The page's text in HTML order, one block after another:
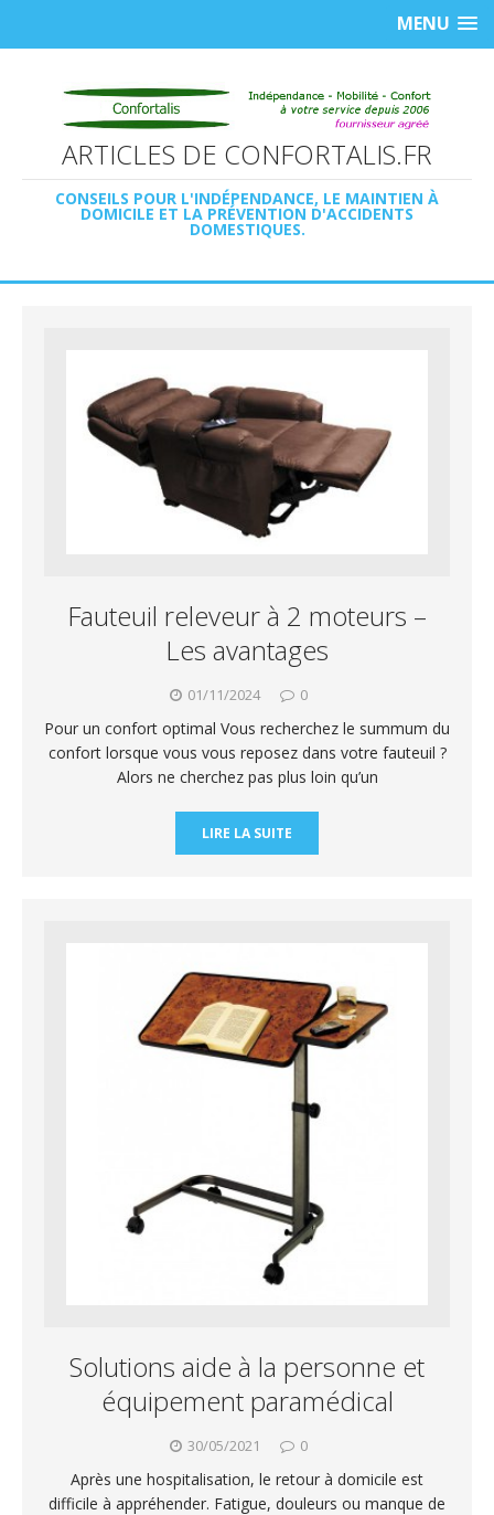
MENU
ARTICLES DE CONFORTALIS.FR
CONSEILS POUR L'INDÉPENDANCE, LE MAINTIEN À
DOMICILE ET LA PRÉVENTION D'ACCIDENTS
DOMESTIQUES.
Fauteuil releveur à 2 moteurs –
Les avantages
01/11/2024 0
Pour un confort optimal Vous recherchez le summum du
confort lorsque vous vous reposez dans votre fauteuil ?
Alors ne cherchez pas plus loin qu’un
LIRE LA SUITE
Solutions aide à la personne et
équipement paramédical
30/05/2021 0
Après une hospitalisation, le retour à domicile est
difficile à appréhender. Fatigue, douleurs ou manque de